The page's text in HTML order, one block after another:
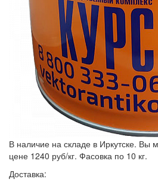
В наличие на складе в Иркутске. Вы
цене 1240 руб/кг. Фасовка по 10 кг.
Доставка: